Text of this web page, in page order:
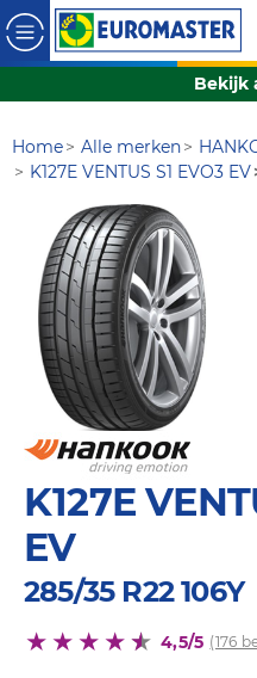
Bekijk
Home Alle merken
K127E VENTUS S1 EVO3 EV
K127E
EV
285/35 R22 106Y
4,5/5 (176